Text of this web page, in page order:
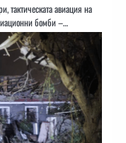
тактическата авиация на
бомби –…